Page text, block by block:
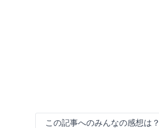
この記事へのみんなの感想は？